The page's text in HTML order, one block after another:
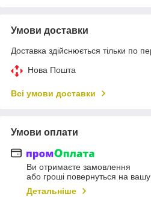
Умови доставки
Доставка здійснюється тільки по
Нова Пошта
Всі умови доставки
Умови оплати
Ви отримаєте замовлення
або гроші повернуться на вашу
Детальніше